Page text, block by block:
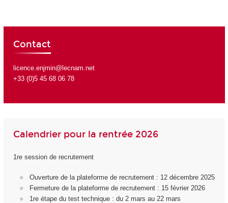
Contact
licence.enjmin@lecnam.net
+33 (0)5 45 68 06 78
Calendrier pour la rentrée 2026
1re session de recrutement
Ouverture de la plateforme de recrutement : 12 décembre 2025
Fermeture de la plateforme de recrutement : 15 février 2026
1re étape du test technique : du 2 mars au 22 mars